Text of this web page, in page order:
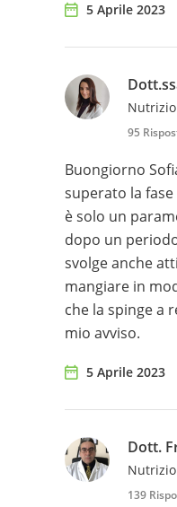
5 Aprile 2023
95
Buongiorno
superato la
è solo un
dopo un
svolge anche
mangiare in
che la spinge a
mio avviso.
5 Aprile 2023
Dott.
139